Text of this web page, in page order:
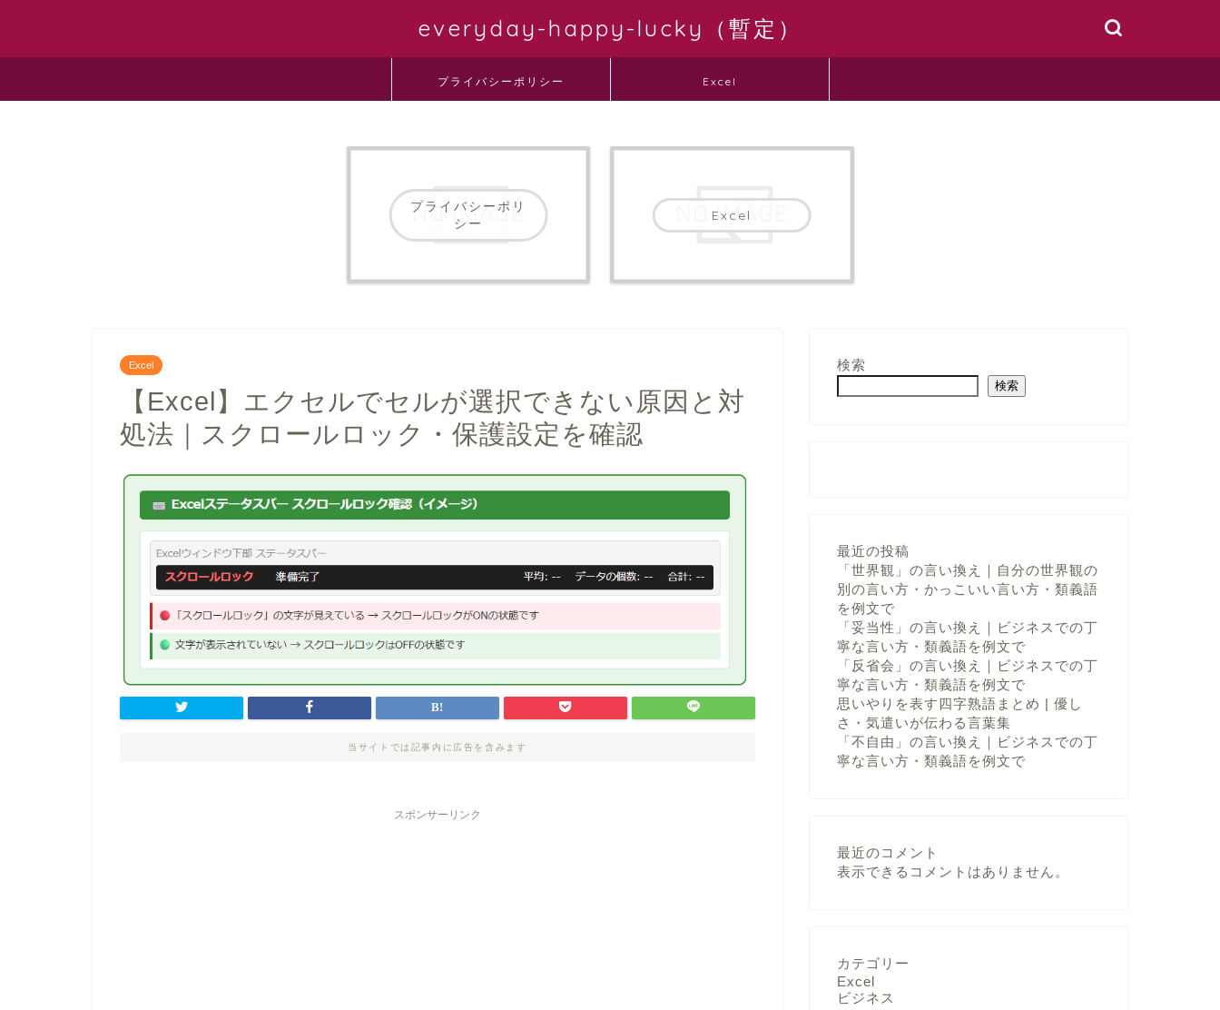
everyday-happy-lucky（暫定）
プライバシーポリシー Excel
プライバシーポリ
シー
Excel
Excel
【Excel】エクセルでセルが選択できない原因と対
処法｜スクロールロック・保護設定を確認
当サイトでは記事内に広告を含みます
スポンサーリンク
検索
検索
最近の投稿
「世界観」の言い換え｜自分の世界観の
別の言い方・かっこいい言い方・類義語
を例文で
「妥当性」の言い換え｜ビジネスでの丁
寧な言い方・類義語を例文で
「反省会」の言い換え｜ビジネスでの丁
寧な言い方・類義語を例文で
思いやりを表す四字熟語まとめ | 優し
さ・気遣いが伝わる言葉集
「不自由」の言い換え｜ビジネスでの丁
寧な言い方・類義語を例文で
最近のコメント
表示できるコメントはありません。
カテゴリー
Excel
ビジネス